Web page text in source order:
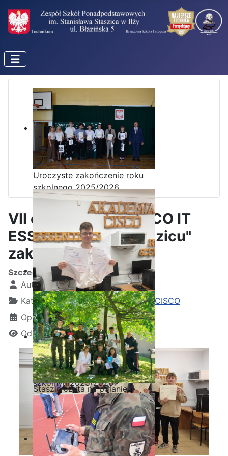
Uroczyste zakończenie roku
szkolnego 2025/2026
Ostatnia garść certyfikatów
Akademii CISCO w roku
szkolnym2025/2026
Staszic czyta na polanie
VII edycja kursu CISCO IT
ESSENTIALS w "Staszicu"
zakończona!
Szczegóły
Autor: Kamil Krosta
Kategoria:Wydarzenia z akademii CISCO
Opublikowano: 09 listopad 2022
Odsłon: 1580